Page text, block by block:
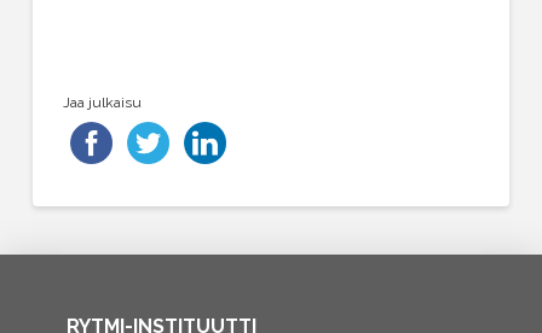
Jaa julkaisu
RYTMI-INSTITUUTTI